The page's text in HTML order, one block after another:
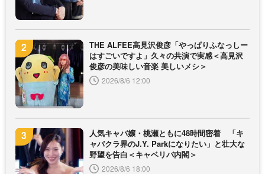
THE ALFEE高見沢俊彦「やっぱりふなっしー
はすごいですよ」久々の共演で実感＜高見沢
俊彦の美味しい音楽 美しいメシ＞
2026/8/6 12:00
人気キャバ嬢・桃瀬ともに48時間密着 「キ
ャバクラ界のJ.Y. Parkになりたい」と壮大な
野望を告白＜キャベリバ内閣＞
2026/8/6 18:00